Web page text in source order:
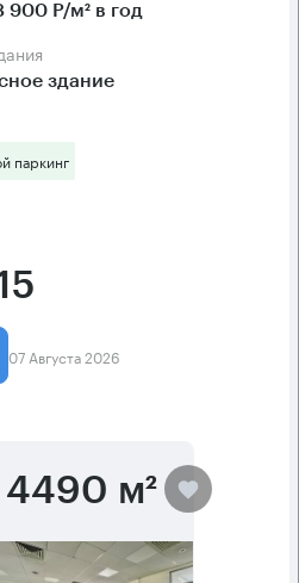
900 Р/м² в год
здание
паркинг
07 Августа 2026
4490 м²